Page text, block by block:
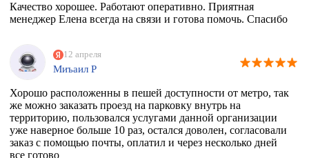
Качество хорошее. Работают оперативно. Приятная
менеджер Елена всегда на связи и готова помочь. Спасибо
12 апреля
Миъаил Р
Хорошо расположенны в пешей доступности от метро, так
же можно заказать проезд на парковку внутрь на
территорию, пользовался услугами данной организации
уже наверное больше 10 раз, остался доволен, согласовали
заказ с помощью почты, оплатил и через несколько дней
все готово